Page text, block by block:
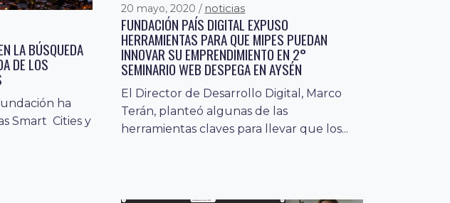
LA BÚSQUEDA
DE LOS
ha
Smart Cities y
20 mayo, 2020 noticias
FUNDACIÓN PAÍS DIGITAL EXPUSO
HERRAMIENTAS PARA QUE MIPES PUEDAN
INNOVAR SU EMPRENDIMIENTO EN 2°
SEMINARIO WEB DESPEGA EN AYSÉN
El Director de Desarrollo Digital, Marco
Terán, planteó algunas de las
herramientas claves para llevar que los...